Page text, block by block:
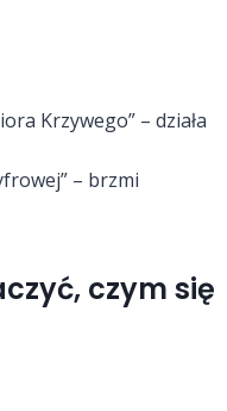
Krzywego” – działa
– brzmi
czym się